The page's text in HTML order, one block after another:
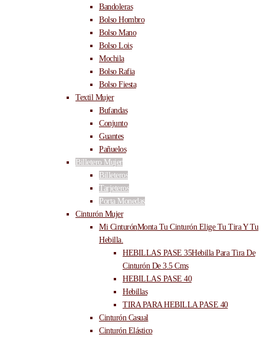
Bandoleras
Bolso Hombro
Bolso Mano
Bolso Lois
Mochila
Bolso Rafia
Bolso Fiesta
Textil Mujer
Bufandas
Conjunto
Guantes
Pañuelos
Billetero Mujer
Billeteros
Tarjeteros
Porta Monedas
Cinturón Mujer
Mi CinturónMonta Tu Cinturón Elige Tu Tira Y Tu
Hebilla.
HEBILLAS PASE 35Hebilla Para Tira De
Cinturón De 3.5 Cms
HEBILLAS PASE 40
Hebillas
TIRA PARA HEBILLA PASE 40
Cinturón Casual
Cinturón Elástico